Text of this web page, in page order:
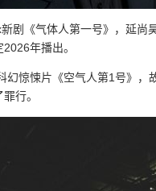
剧《气体人第一号》，延
年播出。
幻惊悚片《空气人第1号》
行。